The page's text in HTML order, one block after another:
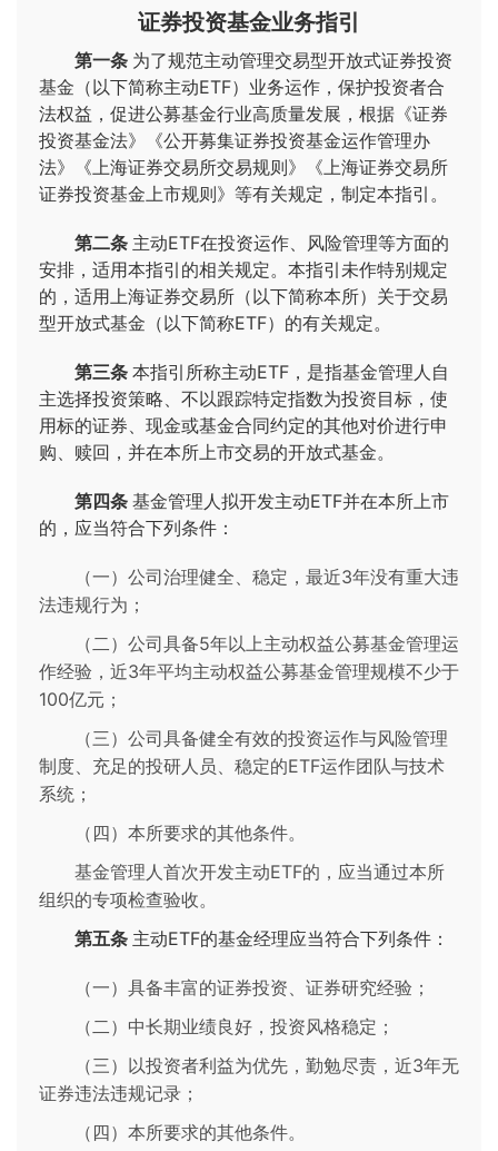
证券投资基金业务指引
第一条 为了规范主动管理交易型开放式证券投资
基金（以下简称主动ETF）业务运作，保护投资者合
法权益，促进公募基金行业高质量发展，根据《证券
投资基金法》《公开募集证券投资基金运作管理办
法》《上海证券交易所交易规则》《上海证券交易所
证券投资基金上市规则》等有关规定，制定本指引。
第二条 主动ETF在投资运作、风险管理等方面的
安排，适用本指引的相关规定。本指引未作特别规定
的，适用上海证券交易所（以下简称本所）关于交易
型开放式基金（以下简称ETF）的有关规定。
第三条 本指引所称主动ETF，是指基金管理人自
主选择投资策略、不以跟踪特定指数为投资目标，使
用标的证券、现金或基金合同约定的其他对价进行申
购、赎回，并在本所上市交易的开放式基金。
第四条 基金管理人拟开发主动ETF并在本所上市
的，应当符合下列条件：
（一）公司治理健全、稳定，最近3年没有重大违
法违规行为；
（二）公司具备5年以上主动权益公募基金管理运
作经验，近3年平均主动权益公募基金管理规模不少于
100亿元；
（三）公司具备健全有效的投资运作与风险管理
制度、充足的投研人员、稳定的ETF运作团队与技术
系统；
（四）本所要求的其他条件。
基金管理人首次开发主动ETF的，应当通过本所
组织的专项检查验收。
第五条 主动ETF的基金经理应当符合下列条件：
（一）具备丰富的证券投资、证券研究经验；
（二）中长期业绩良好，投资风格稳定；
（三）以投资者利益为优先，勤勉尽责，近3年无
证券违法违规记录；
（四）本所要求的其他条件。